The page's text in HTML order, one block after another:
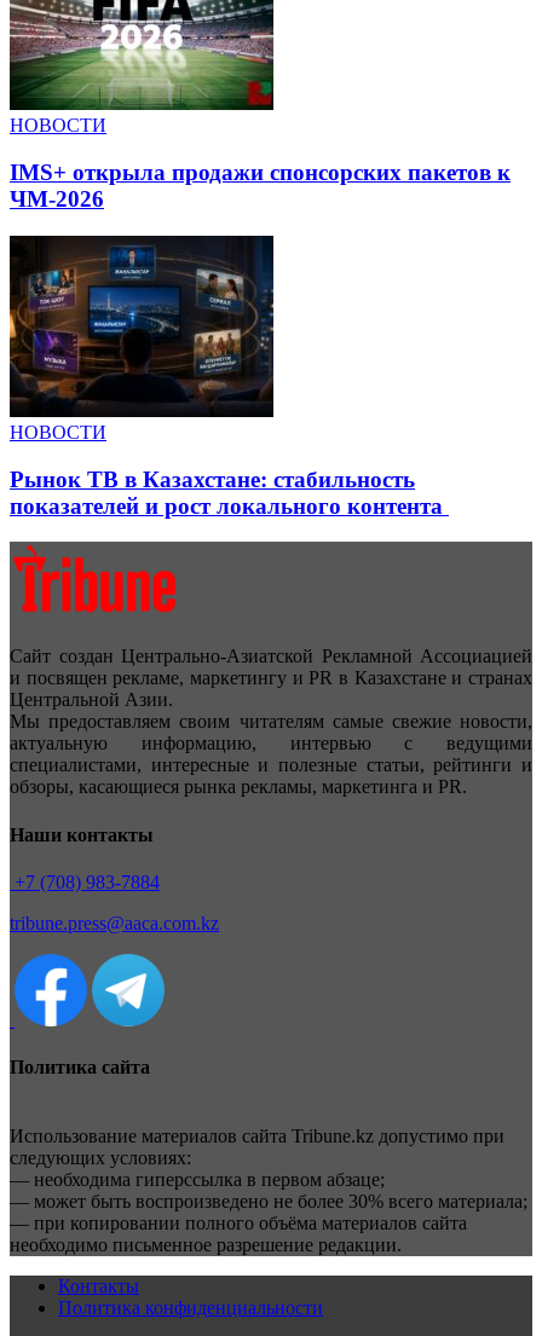
НОВОСТИ
IMS+ открыла продажи спонсорских пакетов к
ЧМ-2026
НОВОСТИ
Рынок ТВ в Казахстане: стабильность
показателей и рост локального контента
Сайт создан Центрально-Азиатской Рекламной Ассоциацией
и посвящен рекламе, маркетингу и PR в Казахстане и странах
Центральной Азии.
Мы предоставляем своим читателям самые свежие новости,
актуальную информацию, интервью с ведущими
специалистами, интересные и полезные статьи, рейтинги и
обзоры, касающиеся рынка рекламы, маркетинга и PR.
Наши контакты
+7 (708) 983-7884
tribune.press@aaca.com.kz
Политика сайта
Использование материалов сайта Tribune.kz допустимо при
следующих условиях:
— необходима гиперссылка в первом абзаце;
— может быть воспроизведено не более 30% всего материала;
— при копировании полного объёма материалов сайта
необходимо письменное разрешение редакции.
Контакты
Политика конфиденциальности